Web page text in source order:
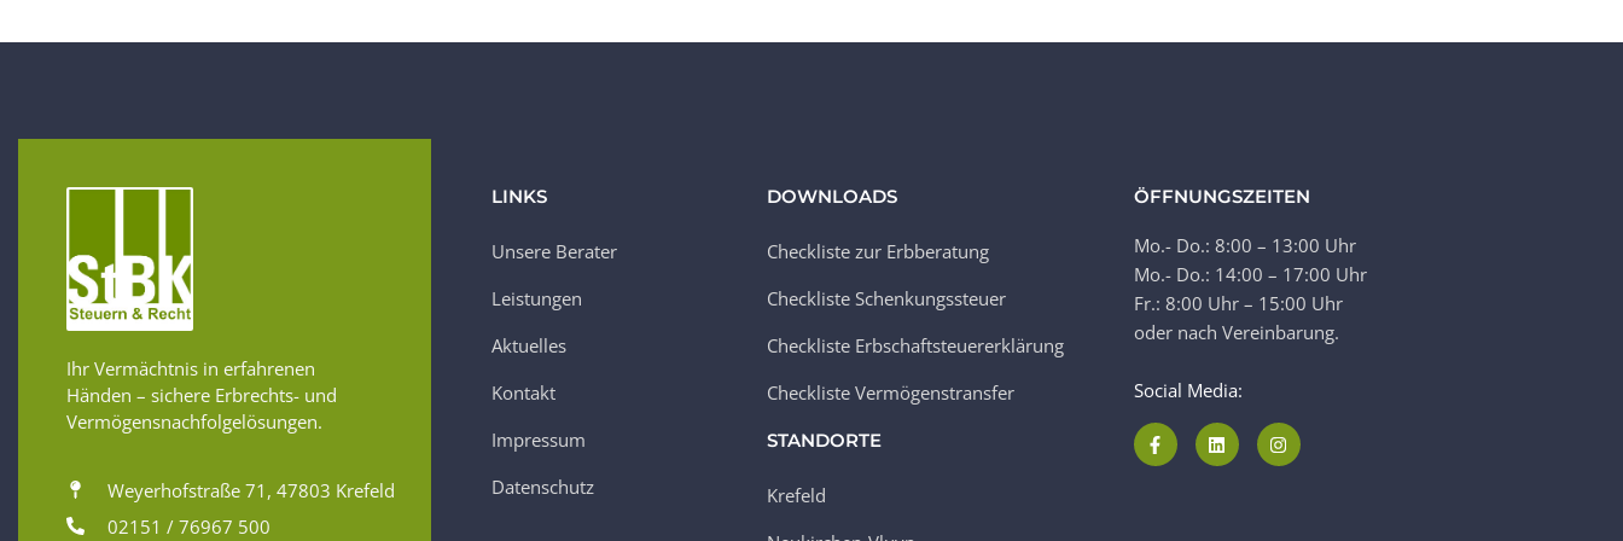
Ihr Vermächtnis in erfahrenen
Händen – sichere Erbrechts- und
Vermögensnachfolgelösungen.
Weyerhofstraße 71, 47803 Krefeld
02151 / 76967 500
LINKS
Unsere Berater
Leistungen
Aktuelles
Kontakt
Impressum
Datenschutz
DOWNLOADS
Checkliste zur Erbberatung
Checkliste Schenkungssteuer
Checkliste Erbschaftsteuererklärung
Checkliste Vermögenstransfer
STANDORTE
Krefeld
ÖFFNUNGSZEITEN
Mo.- Do.: 8:00 – 13:00 Uhr
Mo.- Do.: 14:00 – 17:00 Uhr
Fr.: 8:00 Uhr – 15:00 Uhr
oder nach Vereinbarung.
Social Media: